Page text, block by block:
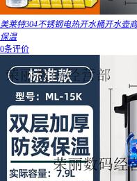
美莱特304不锈钢电热开水桶开水壶
保温
0条评价